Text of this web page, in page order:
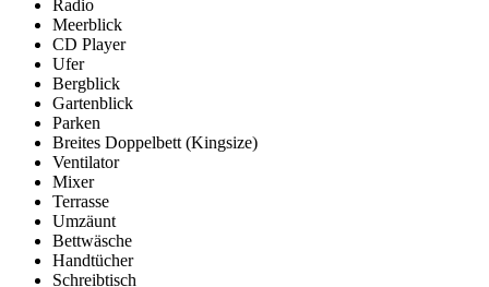
Radio
Meerblick
CD Player
Ufer
Bergblick
Gartenblick
Parken
Breites Doppelbett (Kingsize)
Ventilator
Mixer
Terrasse
Umzäunt
Bettwäsche
Handtücher
Schreibtisch